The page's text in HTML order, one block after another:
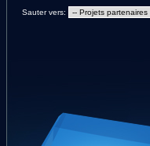
Sauter vers: